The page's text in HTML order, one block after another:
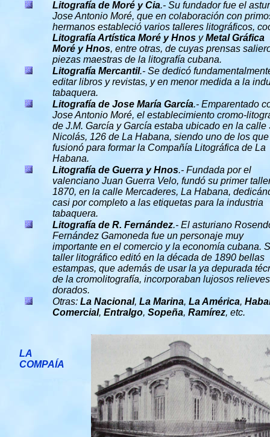
Litografía de Moré y Cia.- Su fundador fue el
Jose Antonio Moré, que en colaboración con
hermanos estableció varios talleres litográficos,
Litografía Artística Moré y Hnos yMetal Gráfica
Moré y Hnos, entre otras, de cuyas prensas
piezas maestras de la litografía cubana.
Litografía Mercantil.- Se dedicó
editar libros y revistas, y en menor medida a la
tabaquera.
Litografía de Jose María García.- Emparentado
Jose Antonio Moré, el establecimiento cromo-
de J.M. García y García estaba ubicado en la calle
Nicolás, 126 de La Habana, siendo uno de los
fusionó para formar la Compañía Litográfica de La
Habana.
Litografía de Guerra y Hnos.- Fundada por el
valenciano Juan Guerra Velo, fundó su primer
1870, en la calle Mercaderes, La Habana,
casi por completo a las etiquetas para la industria
tabaquera.
Litografía de R. Fernández.- El asturiano
Fernández Gamoneda fue un personaje muy
importante en el comercio y la economía cubana.
taller litográfico editó en la década de 1890 bellas
estampas, que además de usar la ya depurada
de la cromolitografía, incorporaban lujosos
dorados.
Otras: La Nacional, La Marina, La América,
Comercial, Entralgo, Sopeña, Ramírez, etc.
LA
COMPAÍA